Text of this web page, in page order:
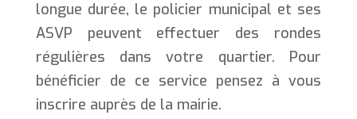
longue durée, le policier municipal et ses
ASVP peuvent effectuer des rondes
régulières dans votre quartier. Pour
bénéficier de ce service pensez à vous
inscrire auprès de la mairie.